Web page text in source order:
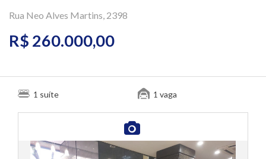
Rua Neo Alves Martins, 2398
R$ 260.000,00
1 suíte 1 vaga